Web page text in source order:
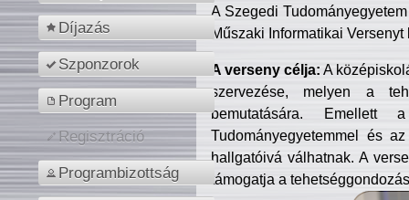
Díjazás
Szponzorok
Program
Regisztráció
Programbizottság
A Szegedi
Műszaki Informatikai
A verseny célja: A
szervezése, melyen a
bemutatására. Emellett
Tudományegyetemmel és
hallgatóivá válhatnak. A
támogatja a